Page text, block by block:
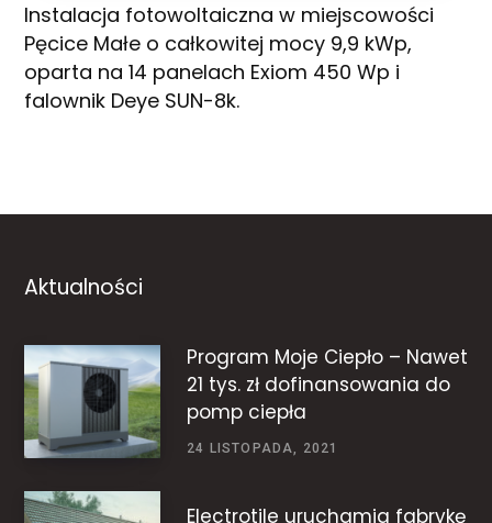
Instalacja fotowoltaiczna w miejscowości
Pęcice Małe o całkowitej mocy 9,9 kWp,
oparta na 14 panelach Exiom 450 Wp i
falownik Deye SUN-8k.
Aktualności
Program Moje Ciepło – Nawet
21 tys. zł dofinansowania do
pomp ciepła
24 LISTOPADA, 2021
Electrotile uruchamia fabrykę